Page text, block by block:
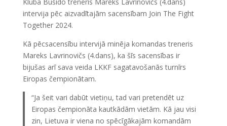
intervija pēc aizvadītajām sacensībam Join The Fight
Together 2024.
Kā pēcsacensību intervijā minēja komandas treneris
Mareks Lavrinovičs (4.dans), ka šīs sacensības ir
bijušas arī sava veida LKKF sagatavošanās turnīrs
Eiropas čempionātam.
“Ja šeit vari dabūt vietiņu, tad vari pretendēt uz
Eiropas čempionāta kautkādām vietām. Kā jau visi
zin, Lietuva ir viena no spēcīgākajām komandām